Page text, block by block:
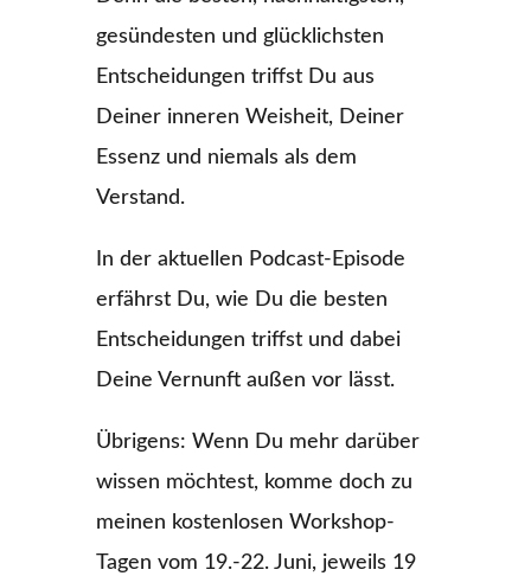
gesündesten und glücklichsten
Entscheidungen triffst Du aus
Deiner inneren Weisheit, Deiner
Essenz und niemals als dem
Verstand.
In der aktuellen Podcast-Episode
erfährst Du, wie Du die besten
Entscheidungen triffst und dabei
Deine Vernunft außen vor lässt.
Übrigens: Wenn Du mehr darüber
wissen möchtest, komme doch zu
meinen kostenlosen Workshop-
Tagen vom 19.-22. Juni, jeweils 19